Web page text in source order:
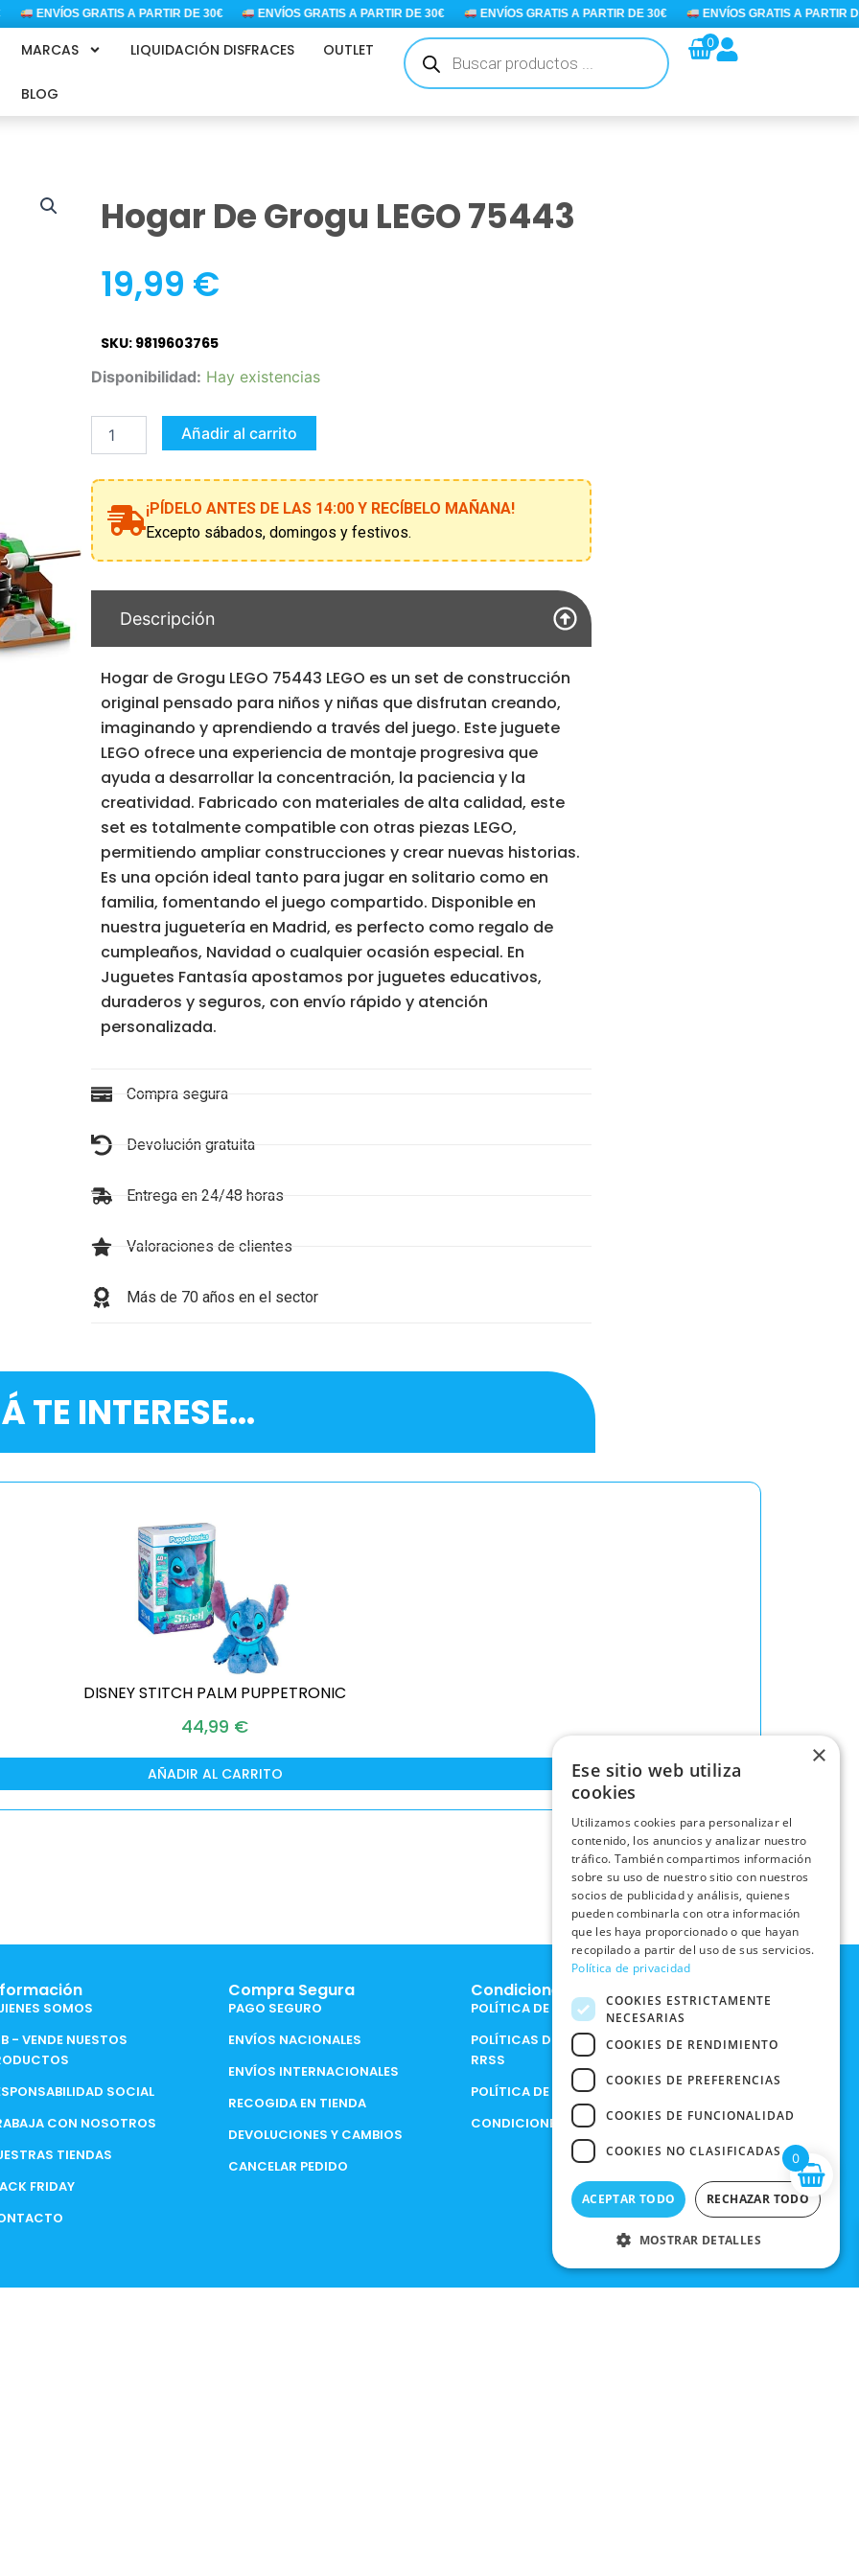
ENVÍOS GRATIS A PARTIR DE 30€ ENVÍOS GRATIS A PARTIR DE 30€ ENVÍOS GRATIS A PARTIR DE 30€ ENVÍOS GRATIS A PARTIR DE
MARCAS LIQUIDACIÓN DISFRACES OUTLET
BLOG
Búsqueda
de
productos
0
Hogar De Grogu LEGO 75443
19,99 €
SKU: 9819603765
Disponibilidad: Hay existencias
Hogar
LEGO
Añadir al carrito
¡PÍDELO ANTES DE LAS 14:00 Y RECÍBELO MAÑANA!
Excepto sábados, domingos y festivos.
Descripción
Hogar de Grogu LEGO 75443 LEGO es un set de construcción
original pensado para niños y niñas que disfrutan creando,
imaginando y aprendiendo a través del juego. Este juguete
LEGO ofrece una experiencia de montaje progresiva que
ayuda a desarrollar la concentración, la paciencia y la
creatividad. Fabricado con materiales de alta calidad, este
set es totalmente compatible con otras piezas LEGO,
permitiendo ampliar construcciones y crear nuevas historias.
Es una opción ideal tanto para jugar en solitario como en
familia, fomentando el juego compartido. Disponible en
nuestra juguetería en Madrid, es perfecto como regalo de
cumpleaños, Navidad o cualquier ocasión especial. En
Juguetes Fantasía apostamos por juguetes educativos,
duraderos y seguros, con envío rápido y atención
personalizada.
Compra segura
Devolución gratuita
Entrega en 24/48 horas
Valoraciones de clientes
Más de 70 años en el sector
TE INTERESE...
DISNEY STITCH PALM PUPPETRONIC
44,99 €
AÑADIR AL CARRITO
SOMOS
- VENDE NUESTOS
SOCIAL
CON NOSOTROS
TIENDAS
FRIDAY
Compra Segura
PAGO SEGURO
ENVÍOS NACIONALES
ENVÍOS INTERNACIONALES
RECOGIDA EN TIENDA
DEVOLUCIONES Y CAMBIOS
CANCELAR PEDIDO
Condiciones Legales
POLÍTICA DE COOKIES
POLÍTICAS DE PRIVACIDAD EN
RRSS
POLÍTICA DE PRIVACIDAD
CONDICIONES DE COMPRA
0
×
Ese sitio web utiliza
cookies
Utilizamos cookies para personalizar el
contenido, los anuncios y analizar nuestro
tráfico. También compartimos información
sobre su uso de nuestro sitio con nuestros
socios de publicidad y análisis, quienes
pueden combinarla con otra información
que les haya proporcionado o que hayan
recopilado a partir del uso de sus servicios.
Política de privacidad
COOKIES ESTRICTAMENTE
NECESARIAS
COOKIES DE RENDIMIENTO
COOKIES DE PREFERENCIAS
COOKIES DE FUNCIONALIDAD
COOKIES NO CLASIFICADAS
ACEPTAR TODO RECHAZAR TODO
MOSTRAR DETALLES